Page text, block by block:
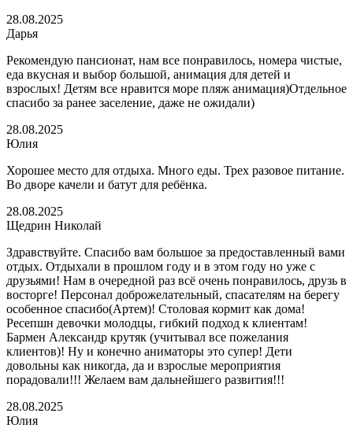
28.08.2025
Дарья
Рекомендую пансионат, нам все понравилось, номера чистые,
еда вкусная и выбор большой, анимация для детей и
взрослых! Детям все нравится море пляж анимация)Отдельное
спасибо за ранее заселение, даже не ожидали)
28.08.2025
Юлия
Хорошее место для отдыха. Много еды. Трех разовое питание.
Во дворе качели и батут для ребёнка.
28.08.2025
Щедрин Николай
Здравствуйте. Спасибо вам большое за предоставленный вами
отдых. Отдыхали в прошлом году и в этом году но уже с
друзьями! Нам в очередной раз всё очень понравилось, друзь в
восторге! Персонал доброжелательный, спасателям на берегу
особенное спасибо(Артем)! Столовая кормит как дома!
Ресепшн девочки молодцы, гибкий подход к клиентам!
Бармен Александр крутяк (учитывал все пожелания
клиентов)! Ну и конечно аниматоры это супер! Дети
довольны как никогда, да и взрослые мероприятия
порадовали!!! Желаем вам дальнейшего развития!!!
28.08.2025
Юлия